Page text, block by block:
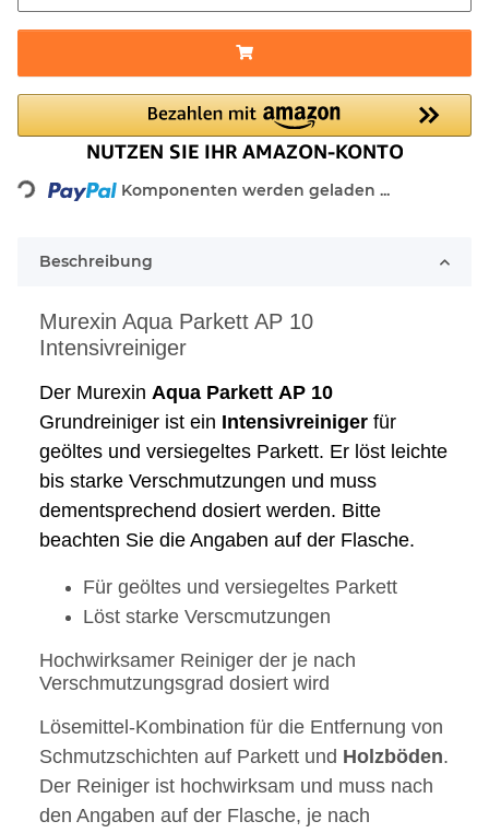
Loading... Komponenten werden geladen ...
Beschreibung
Murexin Aqua Parkett AP 10
Intensivreiniger
Der Murexin Aqua Parkett AP 10
Grundreiniger ist ein Intensivreiniger für
geöltes und versiegeltes Parkett. Er löst leichte
bis starke Verschmutzungen und muss
dementsprechend dosiert werden. Bitte
beachten Sie die Angaben auf der Flasche.
Für geöltes und versiegeltes Parkett
Löst starke Verscmutzungen
Hochwirksamer Reiniger der je nach
Verschmutzungsgrad dosiert wird
Lösemittel-Kombination für die Entfernung von
Schmutzschichten auf Parkett und Holzböden.
Der Reiniger ist hochwirksam und muss nach
den Angaben auf der Flasche, je nach